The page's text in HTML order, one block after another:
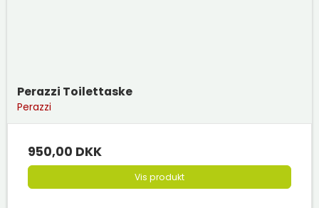
Perazzi Toilettaske
Perazzi
950,00 DKK
Vis produkt